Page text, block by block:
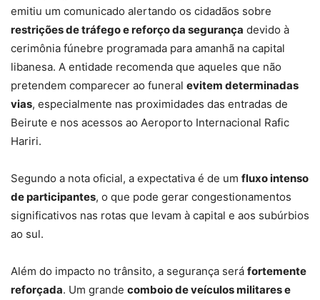
emitiu um comunicado alertando os cidadãos sobre
restrições de tráfego e reforço da segurança devido à
cerimônia fúnebre programada para amanhã na capital
libanesa. A entidade recomenda que aqueles que não
pretendem comparecer ao funeral evitem determinadas
vias, especialmente nas proximidades das entradas de
Beirute e nos acessos ao Aeroporto Internacional Rafic
Hariri.
Segundo a nota oficial, a expectativa é de um fluxo intenso
de participantes, o que pode gerar congestionamentos
significativos nas rotas que levam à capital e aos subúrbios
ao sul.
Além do impacto no trânsito, a segurança será fortemente
reforçada. Um grande comboio de veículos militares e